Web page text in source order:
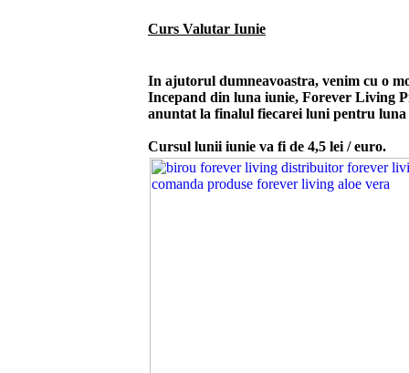
Curs Valutar Iunie
In ajutorul dumneavoastra, venim cu o
Incepand din luna iunie, Forever Living
anuntat la finalul fiecarei luni pentru
Cursul lunii iunie va fi de 4,5 lei / euro.